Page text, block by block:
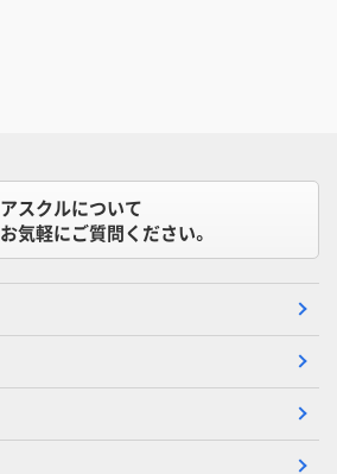
アスクルについて
お気軽にご質問ください。